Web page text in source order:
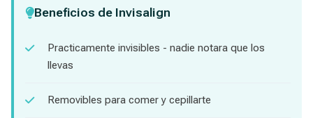
Beneficios de Invisalign
Practicamente invisibles - nadie notara que los
llevas
Removibles para comer y cepillarte